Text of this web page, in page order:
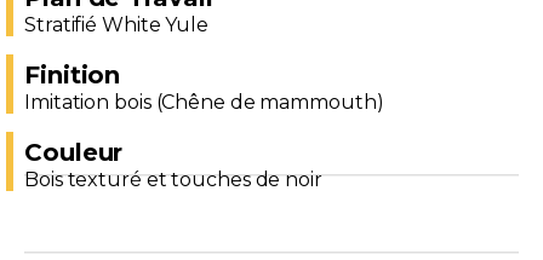
Stratifié White Yule
Finition
Imitation bois (Chêne de mammouth)
Couleur
Bois texturé et touches de noir